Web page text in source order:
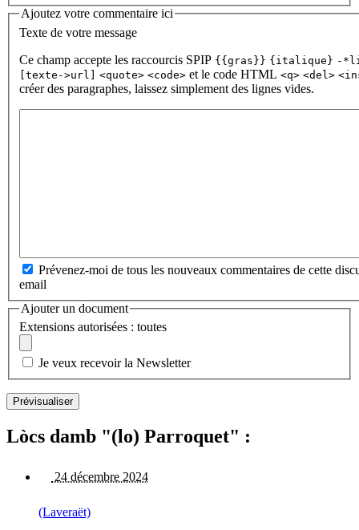
Ajoutez votre commentaire ici
Texte de votre message
Ce champ accepte les raccourcis SPIP {{gras}} {italique} -
[texte->url] <quote> <code> et le code HTML <q> <del>
créer des paragraphes, laissez simplement des lignes vides.
Prévenez-moi de tous les nouveaux commentaires de cette
email
Ajouter un document
Extensions autorisées : toutes
Je veux recevoir la Newsletter
Lòcs damb "(lo) Parroquet" :
24 décembre 2024
(Laveraët)